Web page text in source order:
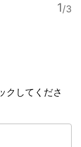
クしてくださ